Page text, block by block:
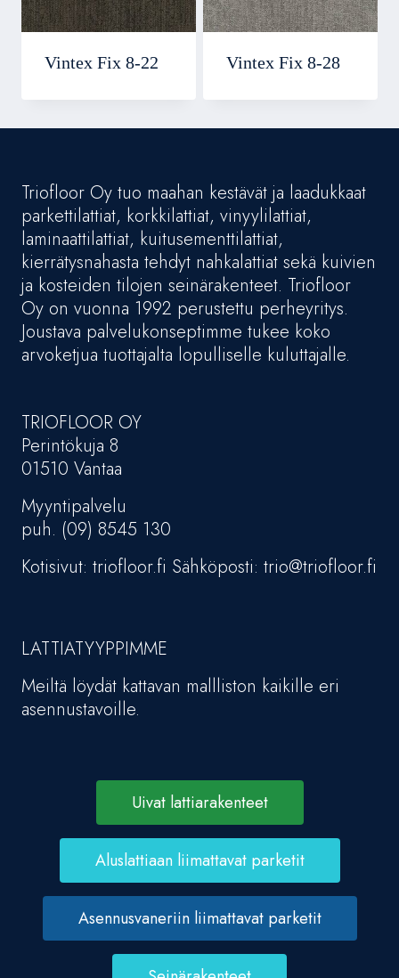
Vintex Fix 8-22 Vintex Fix 8-28
Triofloor Oy tuo maahan kestävät ja laadukkaat
parkettilattiat, korkkilattiat, vinyylilattiat,
laminaattilattiat, kuitusementtilattiat,
kierrätysnahasta tehdyt nahkalattiat sekä kuivien
ja kosteiden tilojen seinärakenteet. Triofloor
Oy on vuonna 1992 perustettu perheyritys.
Joustava palvelukonseptimme tukee koko
arvoketjua tuottajalta lopulliselle kuluttajalle.
TRIOFLOOR OY
Perintökuja 8
01510 Vantaa
Myyntipalvelu
puh. (09) 8545 130
Kotisivut: triofloor.fi Sähköposti: trio@triofloor.fi
LATTIATYYPPIMME
Meiltä löydät kattavan mallliston kaikille eri
asennustavoille.
Uivat lattiarakenteet
Aluslattiaan liimattavat parketit
Asennusvaneriin liimattavat parketit